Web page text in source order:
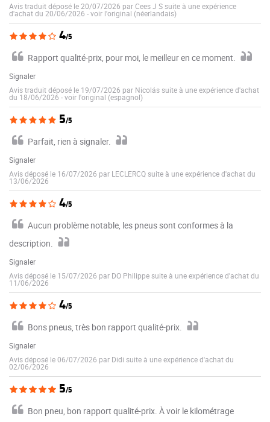
Avis traduit déposé le 20/07/2026 par Cees J S suite à une expérience
d'achat du 20/06/2026 -voir l'original (néerlandais)
4/5
Rapport qualité-prix, pour moi, le meilleur en ce moment.
Signaler
Avis traduit déposé le 19/07/2026 par Nicolás suite à une expérience d'achat
du 18/06/2026 -voir l'original (espagnol)
5/5
Parfait, rien à signaler.
Signaler
Avis déposé le 16/07/2026 par LECLERCQ suite à une expérience d'achat du
13/06/2026
4/5
Aucun problème notable, les pneus sont conformes à la
description.
Signaler
Avis déposé le 15/07/2026 par DO Philippe suite à une expérience d'achat du
11/06/2026
4/5
Bons pneus, très bon rapport qualité-prix.
Signaler
Avis déposé le 06/07/2026 par Didi suite à une expérience d'achat du
02/06/2026
5/5
Bon pneu, bon rapport qualité-prix. À voir le kilométrage